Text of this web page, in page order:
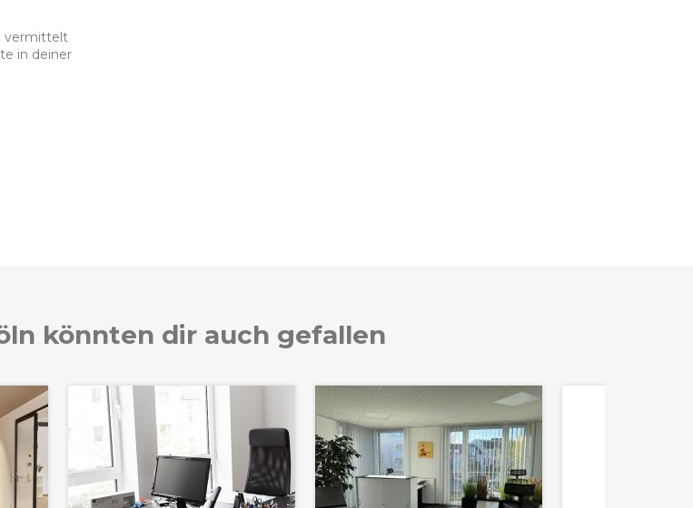
vermittelt
in deiner
könnten dir auch gefallen